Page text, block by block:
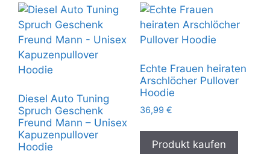
Diesel Auto Tuning
Spruch Geschenk
Freund Mann – Unisex
Kapuzenpullover
Hoodie
Echte Frauen heiraten
Arschlöcher Pullover
Hoodie
36,99 €
Produkt kaufen